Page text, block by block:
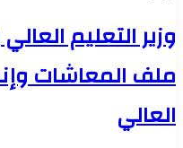
وزير التعليم
ملف المعاشات
العالي